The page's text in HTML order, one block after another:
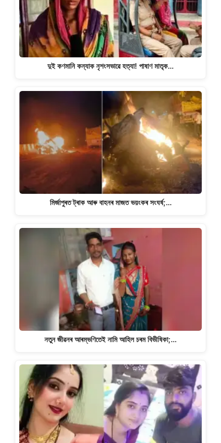
দুই কণমানি কন্যাক নৃশংসভাৱে হত্যা! পাষাণ মাতৃক…
মিৰ্জাপুৰত ট্ৰাক আৰু বাহনৰ মাজত ভয়ংকৰ সংঘৰ্ষ;…
নতুন জীৱনৰ আৰম্ভণিতেই নামি আহিল চৰম বিভীষিকা;…